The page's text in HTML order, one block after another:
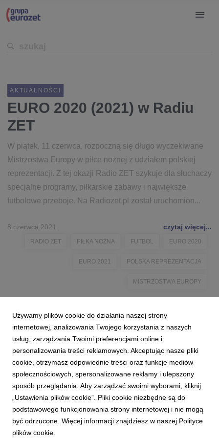
AKTUALNOŚCI
EURO 2020 (2021) w Radiu
ZET
W piątek, 11 czerwca, rozpoczną się długo wyczekiwane
Mistrzostwa Europy w piłce nożnej z udziałem polskiej
reprezentacji. Z tej okazji Radio ZET szykuje dla słuchaczy
specjalne programy, piłkarskie zabawy i największe
futbolowe przeboje. Na Radiozet.pl został uruchomion...
8 czerwca 2021 czytaj więcej...
RADIO ZET PIŁKA NOŻNA FUTBOL EURO 2020
EURO 2021 POLSKA REPREZENTACJA
MISTRZOSTWA EUROPY
Używamy plików cookie do działania naszej strony
internetowej, analizowania Twojego korzystania z naszych
usług, zarządzania Twoimi preferencjami online i
personalizowania treści reklamowych. Akceptując nasze pliki
cookie, otrzymasz odpowiednie treści oraz funkcje mediów
społecznościowych, spersonalizowane reklamy i ulepszony
sposób przeglądania. Aby zarządzać swoimi wyborami, kliknij
„Ustawienia plików cookie”. Pliki cookie niezbędne są do
podstawowego funkcjonowania strony internetowej i nie mogą
być odrzucone. Więcej informacji znajdziesz w naszej Polityce
plików cookie.